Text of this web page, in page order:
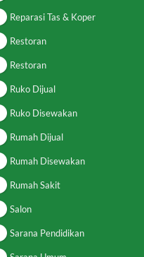
Reparasi Tas & Koper
Restoran
Restoran
Ruko Dijual
Ruko Disewakan
Rumah Dijual
Rumah Disewakan
Rumah Sakit
Salon
Sarana Pendidikan